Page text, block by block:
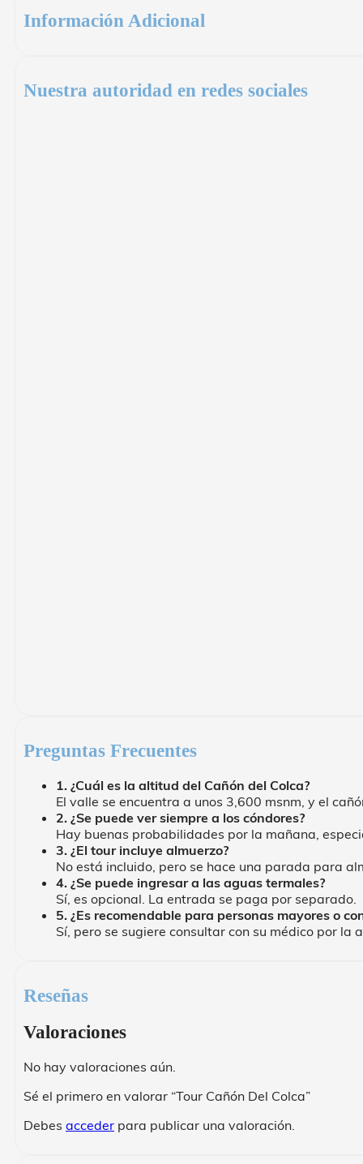
Información Adicional
Nuestra autoridad en redes sociales
Preguntas Frecuentes
1. ¿Cuál es la altitud del Cañón del Colca?
El valle se encuentra a unos 3,600 msnm, y el
2. ¿Se puede ver siempre a los cóndores?
Hay buenas probabilidades por la mañana,
3. ¿El tour incluye almuerzo?
No está incluido, pero se hace una parada para
4. ¿Se puede ingresar a las aguas termales?
Sí, es opcional. La entrada se paga por separado.
5. ¿Es recomendable para personas mayores o
Sí, pero se sugiere consultar con su médico por la
Reseñas
Valoraciones
No hay valoraciones aún.
Sé el primero en valorar “Tour Cañón Del Colca”
Debes acceder para publicar una valoración.